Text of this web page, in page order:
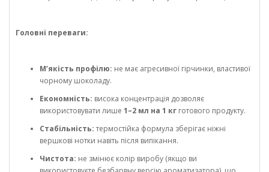
Головні переваги:
М’якість профілю: не має агресивної гірчинки, властивої
чорному шоколаду.
Економність: висока концентрація дозволяє
використовувати лише 1–2 мл на 1 кг готового продукту.
Стабільність:термостійка формула зберігає ніжні
вершкові нотки навіть після випікання.
Чистота: не змінює колір виробу (якщо ви